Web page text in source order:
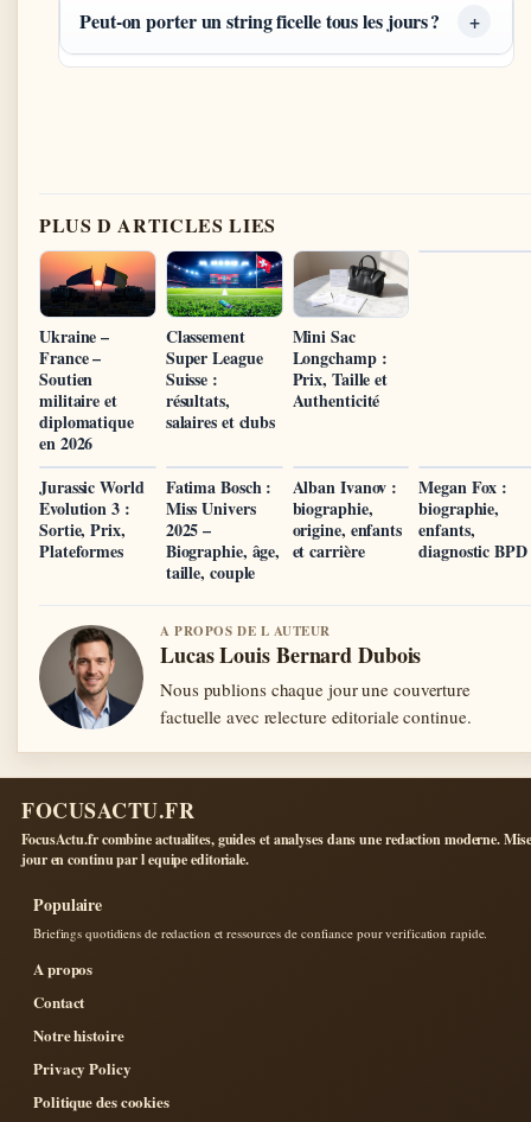
Peut-on porter un string ficelle tous les jours ?
PLUS D ARTICLES LIES
Ukraine –
France –
Soutien
militaire et
diplomatique
en 2026
Classement
Super League
Suisse :
résultats,
salaires et clubs
Mini Sac
Longchamp :
Prix, Taille et
Authenticité
Jurassic World
Evolution 3 :
Sortie, Prix,
Plateformes
Fatima Bosch :
Miss Univers
2025 –
Biographie, âge,
taille, couple
Alban Ivanov :
biographie,
origine, enfants
et carrière
Megan Fox :
biographie,
enfants,
diagnostic BPD
A PROPOS DE L AUTEUR
Lucas Louis Bernard Dubois
Nous publions chaque jour une couverture
factuelle avec relecture editoriale continue.
FOCUSACTU.FR
FocusActu.fr combine actualites, guides et analyses dans une redaction moderne.
jour en continu par l equipe editoriale.
Populaire
Briefings quotidiens de redaction et ressources de confiance pour verification rapide.
A propos
Contact
Notre histoire
Privacy Policy
Politique des cookies